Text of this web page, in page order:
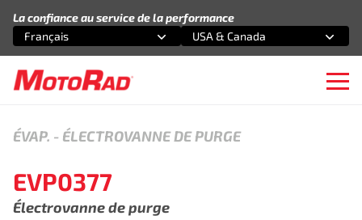
La confiance au service de la performance
Sélectionnez une option
Français
Sélectionnez une option
USA & Canada
ÉVAP. - ÉLECTROVANNE DE PURGE
EVP0377
Électrovanne de purge